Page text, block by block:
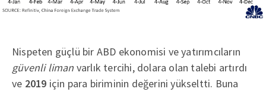
Nispeten güçlü bir ABD ekonomisi ve yatırımcıların
güvenli liman varlık tercihi, dolara olan talebi artırdı
ve 2019 için para biriminin değerini yükseltti. Buna